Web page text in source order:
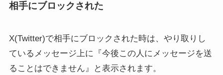
相手にブロックされた
X(Twitter)で相手にブロックされた時は、やり取りし
ているメッセージ上に『今後この人にメッセージを送
ることはできません』と表示されます。